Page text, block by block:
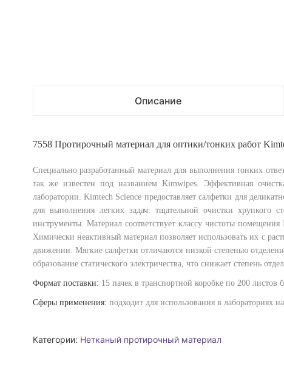
Описание
7558 Протирочный материал для оптики/тонких работ
Специально разработанный материал для выполнения тонких
так же известен под названием Kimwipes. Эффективная
лаборатории. Kimtech Science предоставляет салфетки для
для выполнения легких задач: тщательной очистки хрупкого
инструменты. Материал соответствует классу чистоты
Химически неактивный материал позволяет использовать их с
движении. Мягкие салфетки отличаются низкой степенью
образование статического электричества, что снижает степень
Формат поставки: 15 пачек в транспортной коробке по 200 листов
Сферы применения: подходит для использования в лабораториях
Категории: Нетканый протирочный материал